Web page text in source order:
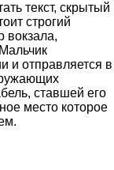
текст, скрытый
строгий
вокзала,
и отправляется в
ставшей его
место которое